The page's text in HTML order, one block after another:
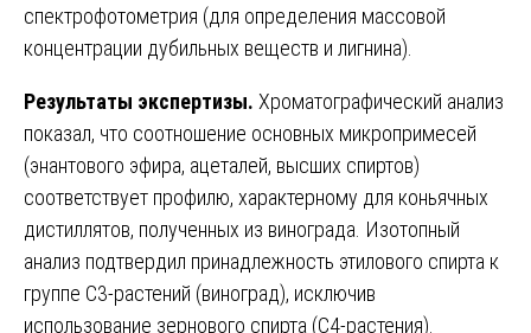
спектрофотометрия (для определения массовой
концентрации дубильных веществ и лигнина).
Результаты экспертизы. Хроматографический анализ
показал, что соотношение основных микропримесей
(энантового эфира, ацеталей, высших спиртов)
соответствует профилю, характерному для коньячных
дистиллятов, полученных из винограда. Изотопный
анализ подтвердил принадлежность этилового спирта к
группе С3-растений (виноград), исключив
использование зернового спирта (С4-растения).